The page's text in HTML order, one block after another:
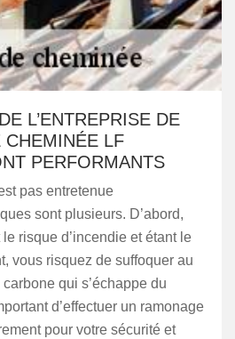
L’ENTREPRISE DE
CHEMINÉE LF
PERFORMANTS
pas entretenue
sont plusieurs. D’abord,
risque d’incendie et étant le
vous risquez de suffoquer au
qui s’échappe du
d’effectuer un ramonage
pour votre sécurité et